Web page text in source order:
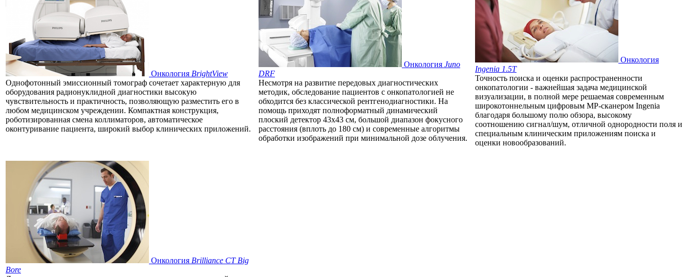
Онкология BrightView
Однофотонный эмиссионный томограф сочетает характерную для
оборудования радионуклидной диагностики высокую
чувствительность и практичность, позволяющую разместить его в
любом медицинском учреждении. Компактная конструкция,
роботизированная смена коллиматоров, автоматическое
оконтуривание пациента, широкий выбор клинических приложений.
Онкология Juno
DRF
Несмотря на развитие передовых диагностических
методик, обследование пациентов с онкопатологией не
обходится без классической рентгенодиагностики. На
помощь приходят полноформатный динамический
плоский детектор 43х43 см, большой диапазон фокусного
расстояния (вплоть до 180 см) и современные алгоритмы
обработки изображений при минимальной дозе облучения.
Онкология
Ingenia 1.5T
Точность поиска и оценки распространенности
онкопатологии - важнейшая задача медицинской
визуализации, в полной мере решаемая современным
широкотоннельным цифровым МР-сканером Ingenia
благодаря большому полю обзора, высокому
соотношению сигнал/шум, отличной однородности поля и
специальным клиническим приложениям поиска и
оценки новообразований.
Онкология Brilliance CT Big
Bore